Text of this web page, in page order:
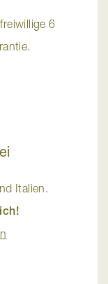
6
Italien.